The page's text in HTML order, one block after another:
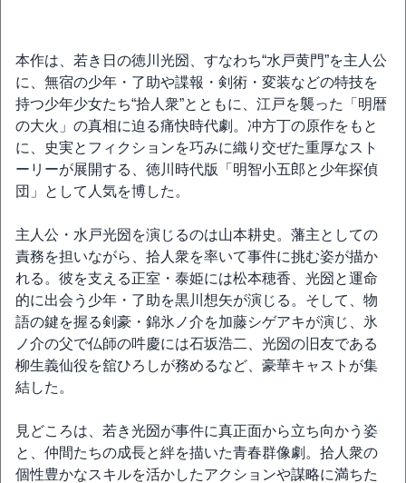
本作は、若き日の徳川光圀、すなわち“水戸黄門”を主人公
に、無宿の少年・了助や諜報・剣術・変装などの特技を
持つ少年少女たち“拾人衆”とともに、江戸を襲った「明暦
の大火」の真相に迫る痛快時代劇。冲方丁の原作をもと
に、史実とフィクションを巧みに織り交ぜた重厚なスト
ーリーが展開する、徳川時代版「明智小五郎と少年探偵
団」として人気を博した。
主人公・水戸光圀を演じるのは山本耕史。藩主としての
責務を担いながら、拾人衆を率いて事件に挑む姿が描か
れる。彼を支える正室・泰姫には松本穂香、光圀と運命
的に出会う少年・了助を黒川想矢が演じる。そして、物
語の鍵を握る剣豪・錦氷ノ介を加藤シゲアキが演じ、氷
ノ介の父で仏師の吽慶には石坂浩二、光圀の旧友である
柳生義仙役を舘ひろしが務めるなど、豪華キャストが集
結した。
見どころは、若き光圀が事件に真正面から立ち向かう姿
と、仲間たちの成長と絆を描いた青春群像劇。拾人衆の
個性豊かなスキルを活かしたアクションや謀略に満ちた